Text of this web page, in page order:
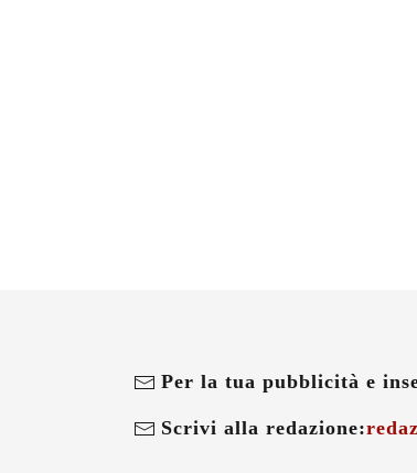
Per la tua pubblicità e
Scrivi alla redazione: